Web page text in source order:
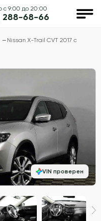
с 9:00 до 20:00
288-68-66
Nissan X-Trail CVT 2017 с
VIN проверен